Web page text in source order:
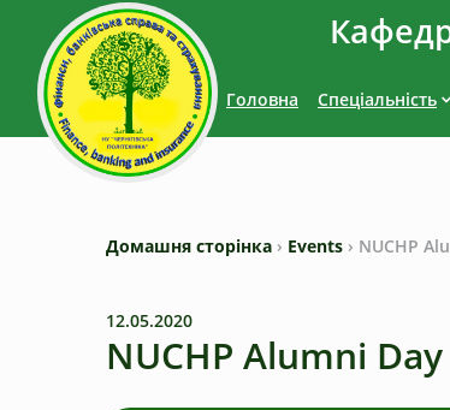
Головна Спеціальність
Домашня сторінка › Events › NUCHP
12.05.2020
NUCHP Alumni